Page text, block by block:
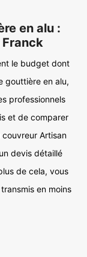
en alu :
le budget dont
gouttière en alu,
professionnels
et de comparer
couvreur Artisan
devis détaillé
de cela, vous
en moins